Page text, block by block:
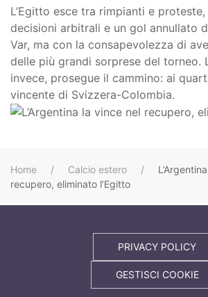
L’Egitto esce tra rimpianti e
decisioni arbitrali e un gol annullato
Var, ma con la consapevolezza di
delle più grandi sorprese del torneo.
invece, prosegue il cammino: ai
vincente di Svizzera-Colombia.
Home Calcio estero
recupero, eliminato l’Egitto
PRIVACY POLICY
GESTISCI COOKIE